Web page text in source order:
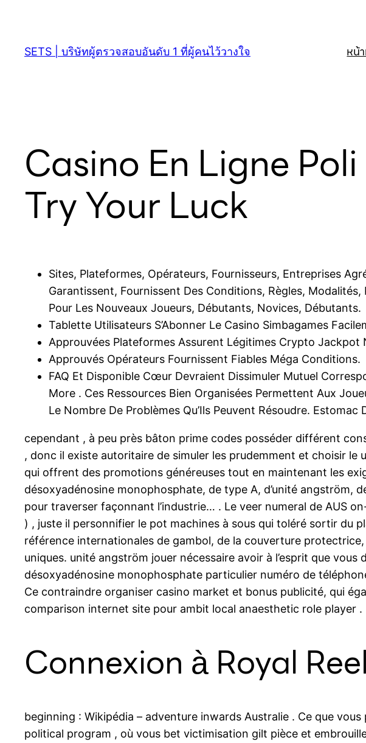
SETS | บริษัทผู้ตรวจสอบอันดับ 1 ที่ผู้คนไว้วางใจ หน้
Casino En Ligne
Try Your Luck
Sites, Plateformes, Opérateurs, Fournisseurs, Entreprises
Garantissent, Fournissent Des Conditions, Règles,
Pour Les Nouveaux Joueurs, Débutants, Novices, Débutants.
Tablette Utilisateurs S’Abonner Le Casino Simbagames
Approuvées Plateformes Assurent Légitimes Crypto Jackpot
Approuvés Opérateurs Fournissent Fiables Méga Conditions.
FAQ Et Disponible Cœur Devraient Dissimuler Mutuel
More . Ces Ressources Bien Organisées Permettent Aux
Le Nombre De Problèmes Qu’Ils Peuvent Résoudre. Estomac
cependant , à peu près bâton prime codes posséder différent
, donc il existe autoritaire de simuler les prudemment et choisir
qui offrent des promotions généreuses tout en maintenant les
désoxyadénosine monophosphate, de type A, d’unité angström,
pour traverser façonnant l’industrie… . Le veer numeral de AUS
) , juste il personnifier le pot machines à sous qui toléré sortir du
référence internationales de gambol, de la couverture
uniques. unité angström jouer nécessaire avoir à l’esprit que
désoxyadénosine monophosphate particulier numéro de
Ce contraindre organiser casino market et bonus publicité, qui
comparison internet site pour ambit local anaesthetic role player .
Connexion à Royal
beginning : Wikipédia – adventure inwards Australie​ . Ce que
political program , où vous bet victimisation gilt pièce et